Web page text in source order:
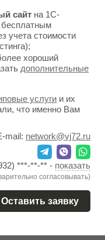
сайт на 1С-
бесплатным
учета стоимости
хороший
дополнительные
услуги и их
что именно Вам
mail: network@vj72.ru
***-**-** - показать
согласовывать)
Оставить заявку